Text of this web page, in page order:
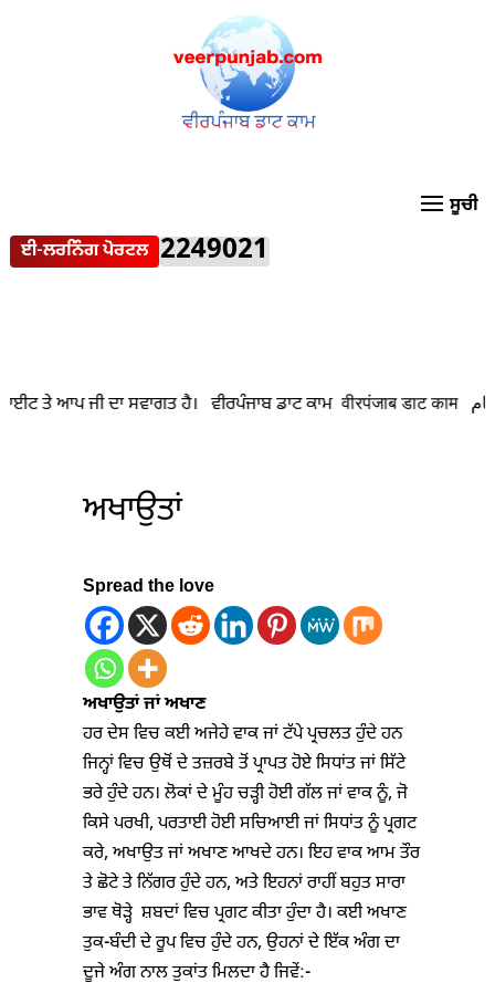
ਈ-ਲਰਨਿੰਗ ਪੋਰਟਲ 2249021
ਅਖਾਉਤਾਂ
Spread the love
ਅਖਾਉਤਾਂ ਜਾਂ ਅਖਾਣ
ਹਰ ਦੇਸ ਵਿਚ ਕਈ ਅਜੇਹੇ ਵਾਕ ਜਾਂ ਟੱਪੇ ਪ੍ਰਚਲਤ ਹੁੰਦੇ ਹਨ
ਜਿਨ੍ਹਾਂ ਵਿਚ ਉਥੋਂ ਦੇ ਤਜ਼ਰਬੇ ਤੋਂ ਪ੍ਰਾਪਤ ਹੋਏ ਸਿਧਾਂਤ ਜਾਂ ਸਿੱਟੇ
ਭਰੇ ਹੁੰਦੇ ਹਨ। ਲੋਕਾਂ ਦੇ ਮੂੰਹ ਚੜ੍ਹੀ ਹੋਈ ਗੱਲ ਜਾਂ ਵਾਕ ਨੂੰ, ਜੋ
ਕਿਸੇ ਪਰਖੀ, ਪਰਤਾਈ ਹੋਈ ਸਚਿਆਈ ਜਾਂ ਸਿਧਾਂਤ ਨੂੰ ਪ੍ਰਗਟ
ਕਰੇ, ਅਖਾਉਤ ਜਾਂ ਅਖਾਣ ਆਖਦੇ ਹਨ। ਇਹ ਵਾਕ ਆਮ ਤੌਰ
ਤੇ ਛੋਟੇ ਤੇ ਨਿੱਗਰ ਹੁੰਦੇ ਹਨ, ਅਤੇ ਇਹਨਾਂ ਰਾਹੀਂ ਬਹੁਤ ਸਾਰਾ
ਭਾਵ ਥੋੜ੍ਹੇ ਸ਼ਬਦਾਂ ਵਿਚ ਪ੍ਰਗਟ ਕੀਤਾ ਹੁੰਦਾ ਹੈ। ਕਈ ਅਖਾਣ
ਤੁਕ-ਬੰਦੀ ਦੇ ਰੂਪ ਵਿਚ ਹੁੰਦੇ ਹਨ, ਉਹਨਾਂ ਦੇ ਇੱਕ ਅੰਗ ਦਾ
ਦੂਜੇ ਅੰਗ ਨਾਲ ਤੁਕਾਂਤ ਮਿਲਦਾ ਹੈ ਜਿਵੇਂ:-